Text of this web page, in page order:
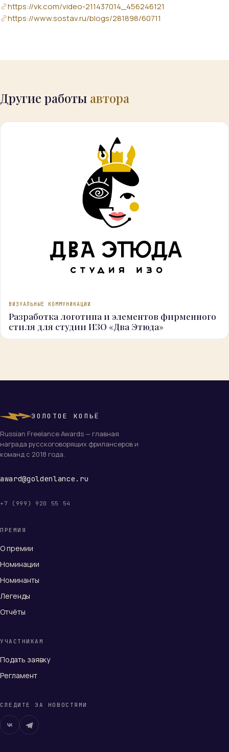
https://vk.com/video-211437014_456246121
https://www.sostav.ru/blogs/281898/60711
Другие работы автора
ВИЗУАЛЬНЫЕ КОММУНИКАЦИИ
Разработка логотипа и элементов фирменного
стиля для студии ИЗО «Два Этюда»
ЗОЛОТОЕ КОПЬЁ
Russian Freelance Awards — главная
награда русскоговорящих фрилансеров и
команд с 2018 года.
award@goldenlance.ru
+7 (999) 920 55 54
ПРЕМИЯ
О премии
Номинации
Номинанты
Легенды
Отчёты
УЧАСТНИКАМ
Подать заявку
Регламент
СЛЕДИТЕ ЗА НОВОСТЯМИ